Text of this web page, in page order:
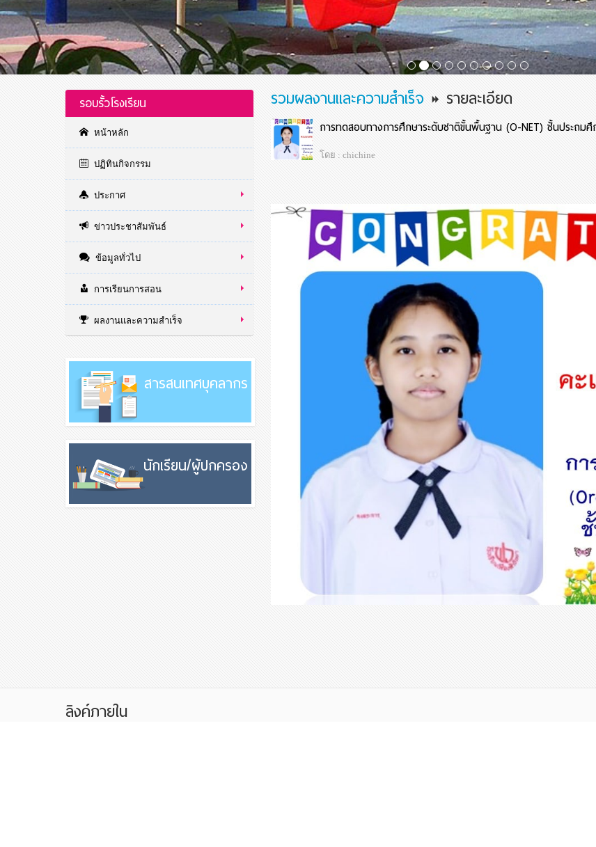
รอบรั้วโรงเรียน
หน้าหลัก
ปฏิทินกิจกรรม
ประกาศ
ข่าวประชาสัมพันธ์
ข้อมูลทั่วไป
การเรียนการสอน
ผลงานและความสำเร็จ
สารสนเทศบุคลากร
นักเรียน/ผู้ปกครอง
รวมผลงานและความสำเร็จ รายละเอียด
การทดสอบทางการศึกษาระดับชาติขั้นพื้นฐาน (O-NET) ชั้นประถม
โดย : chichine
ลิงค์ภายใน